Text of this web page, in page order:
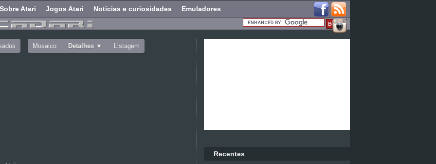
Sobre Atari Jogos Atari Noticias e curiosidades Emuladores
Mosaico Detalhes Listagem
Recentes